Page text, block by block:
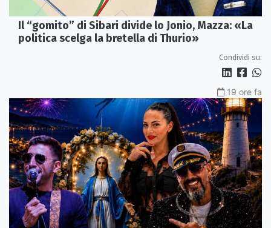
Il “gomito” di Sibari divide lo Jonio, Mazza: «La
politica scelga la bretella di Thurio»
Condividi su:
19 ore fa